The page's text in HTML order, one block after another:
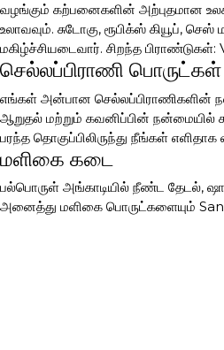
வழங்கும் கற்பனைகளின் அற்புதமான
உலாவவும். சுடோகு, ரூபிக்ஸ் கியூப்,
மகிழ்ச்சியடைவார். சிறந்த
செல்லப்பிராணி பொருட்கள்
எங்கள் அன்பான செல்லப்பிராணிகளின்
ஆறுதல் மற்றும் கவனிப்பின் நன்மையில்
பரந்த தொகுப்பிலிருந்து நீங்கள்
மளிகை கடை
பல்பொருள் அங்காடியில் நீண்ட தேடல்,
அனைத்து மளிகை பொருட்களையும்